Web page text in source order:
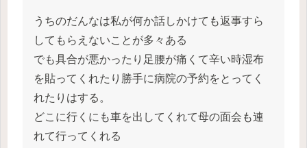
うちのだんなは私が何か話しかけても返事すら
してもらえないことが多々ある
でも具合が悪かったり足腰が痛くて辛い時湿布
を貼ってくれたり勝手に病院の予約をとってく
れたりはする。
どこに行くにも車を出してくれて母の面会も連
れて行ってくれる